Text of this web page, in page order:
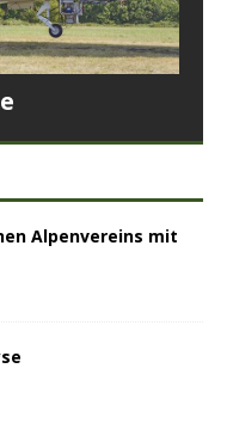
Alpenvereins mit